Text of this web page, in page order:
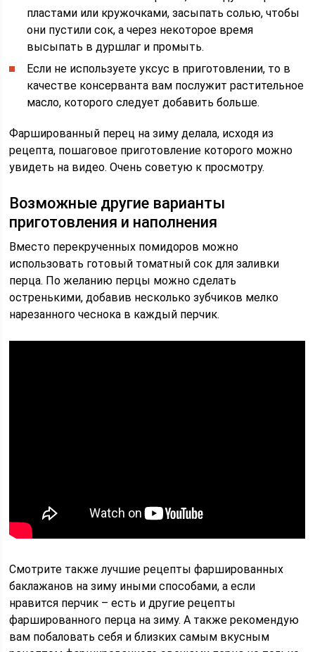
пластами или кружочками, засыпать солью, чтобы
они пустили сок, а через некоторое время
высыпать в дуршлаг и промыть.
Если не используете уксус в приготовлении, то в
качестве консерванта вам послужит растительное
масло, которого следует добавить больше.
Фаршированный перец на зиму делала, исходя из
рецепта, пошаговое приготовление которого можно
увидеть на видео. Очень советую к просмотру.
Возможные другие варианты
приготовления и наполнения
Вместо перекрученных помидоров можно
использовать готовый томатный сок для заливки
перца. По желанию перцы можно сделать
остренькими, добавив несколько зубчиков мелко
нарезанного чеснока в каждый перчик.
Смотрите также лучшие рецепты фаршированных
баклажанов на зиму иными способами, а если
нравится перчик – есть и другие рецепты
фаршированного перца на зиму. А также рекомендую
вам побаловать себя и близких самым вкусным